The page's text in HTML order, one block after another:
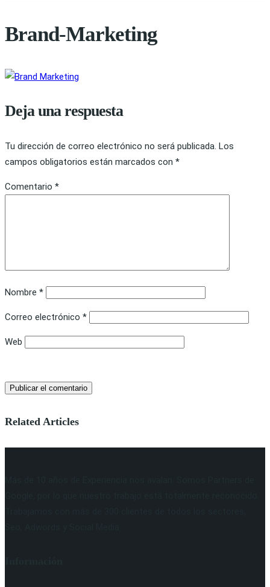
Brand-Marketing
Deja una respuesta
Tu dirección de correo electrónico no será publicada. Los
campos obligatorios están marcados con *
Comentario *
Nombre *
Correo electrónico *
Web
Related Articles